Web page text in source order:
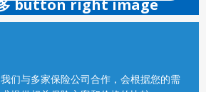
我们与多家保险公司合作，会根据您的需